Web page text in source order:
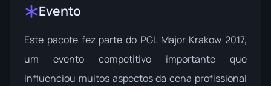
Evento
Este pacote fez parte do PGL Major Krakow 2017,
um evento competitivo importante que
influenciou muitos aspectos da cena profissional